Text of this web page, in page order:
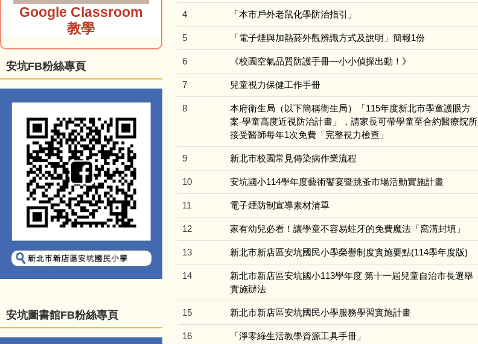
Google Classroom
教學
安坑FB粉絲專頁
安坑圖書館FB粉絲專頁
4 「本市戶外老鼠化學防治指引」
5 「電子煙與加熱菸外觀辨識方式及說明」簡報1份
6 《校園空氣品質防護手冊—小小偵探出動！》
7 兒童視力保健工作手冊
8
本府衛生局（以下簡稱衛生局）「115年度新北市學童護眼方
案-學童高度近視防治計畫」，請家長可帶學童至合約醫療院所
接受醫師每年1次免費「完整視力檢查」
9 新北市校園常見傳染病作業流程
10 安坑國小114學年度藝術饗宴暨跳蚤市場活動實施計畫
11 電子煙防制宣導素材清單
12 家有幼兒必看！讓學童不容易蛀牙的免費魔法「窩溝封填」
13 新北市新店區安坑國民小學榮譽制度實施要點(114學年度版)
14
新北市新店區安坑國小113學年度 第十一屆兒童自治市長選舉
實施辦法
15 新北市新店區安坑國民小學服務學習實施計畫
16 「淨零綠生活教學資源工具手冊」